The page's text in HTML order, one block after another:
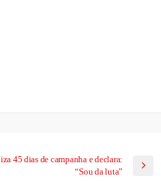
45 dias de campanha e declara:
“Sou da luta”